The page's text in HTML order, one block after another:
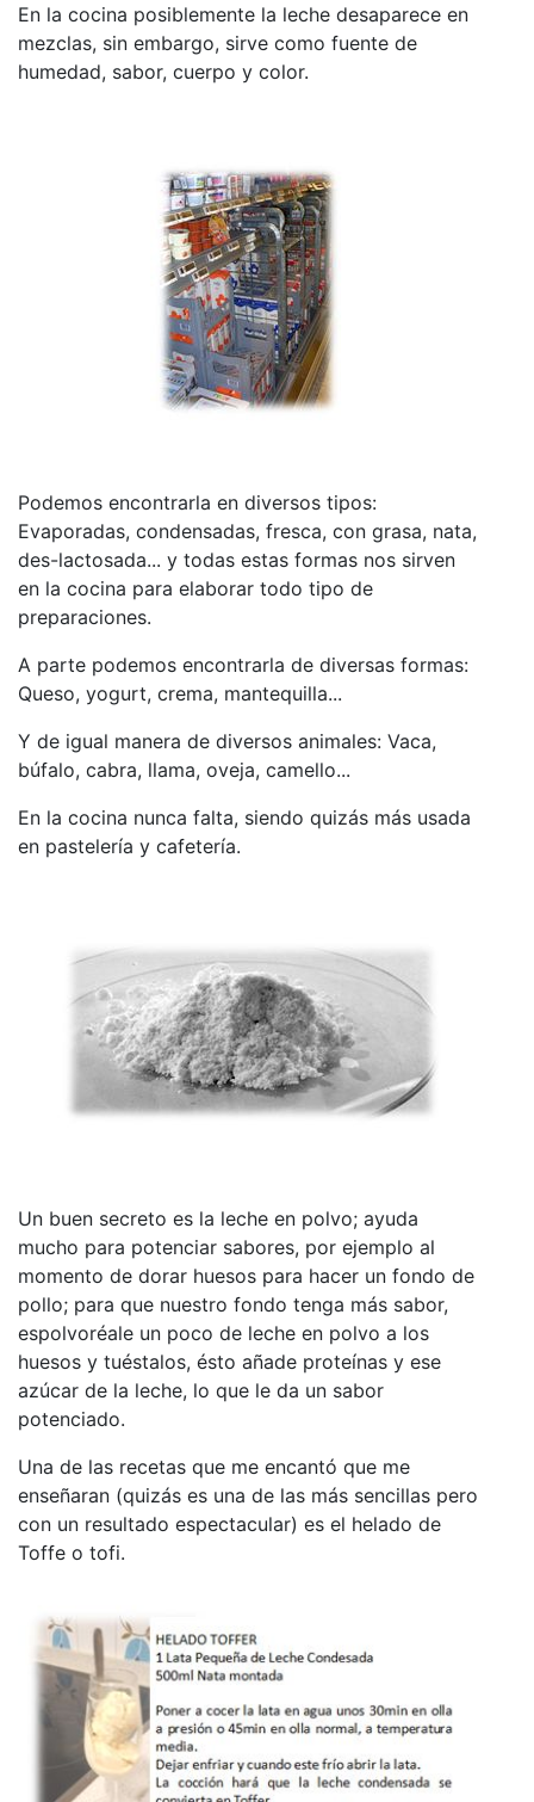
En la cocina posiblemente la leche desaparece en
mezclas, sin embargo, sirve como fuente de
humedad, sabor, cuerpo y color.
Podemos encontrarla en diversos tipos:
Evaporadas, condensadas, fresca, con grasa, nata,
des-lactosada... y todas estas formas nos sirven
en la cocina para elaborar todo tipo de
preparaciones.
A parte podemos encontrarla de diversas formas:
Queso, yogurt, crema, mantequilla...
Y de igual manera de diversos animales: Vaca,
búfalo, cabra, llama, oveja, camello...
En la cocina nunca falta, siendo quizás más usada
en pastelería y cafetería.
Un buen secreto es la leche en polvo; ayuda
mucho para potenciar sabores, por ejemplo al
momento de dorar huesos para hacer un fondo de
pollo; para que nuestro fondo tenga más sabor,
espolvoréale un poco de leche en polvo a los
huesos y tuéstalos, ésto añade proteínas y ese
azúcar de la leche, lo que le da un sabor
potenciado.
Una de las recetas que me encantó que me
enseñaran (quizás es una de las más sencillas pero
con un resultado espectacular) es el helado de
Toffe o tofi.